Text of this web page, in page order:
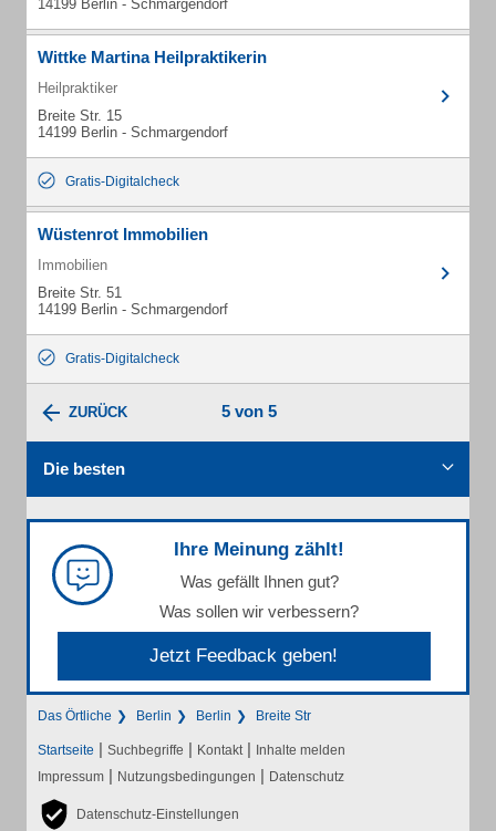
14199 Berlin - Schmargendorf
Wittke Martina Heilpraktikerin
Heilpraktiker
Breite Str. 15
14199 Berlin - Schmargendorf
Gratis-Digitalcheck
Wüstenrot Immobilien
Immobilien
Breite Str. 51
14199 Berlin - Schmargendorf
Gratis-Digitalcheck
ZURÜCK 5 von 5
Die besten
Ihre Meinung zählt!
Was gefällt Ihnen gut?
Was sollen wir verbessern?
Jetzt Feedback geben!
Das Örtliche Berlin Berlin Breite Str
Startseite | Suchbegriffe | Kontakt | Inhalte melden
Impressum | Nutzungsbedingungen | Datenschutz
Datenschutz-Einstellungen